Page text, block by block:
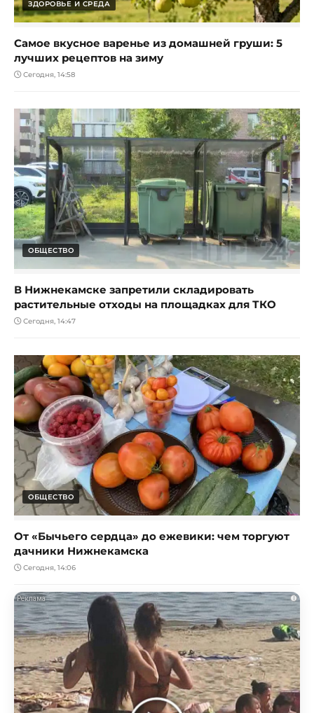
ЗДОРОВЬЕ И СРЕДА
Самое вкусное варенье из домашней груши: 5
лучших рецептов на зиму
Сегодня, 14:58
ОБЩЕСТВО
В Нижнекамске запретили складировать
растительные отходы на площадках для ТКО
Сегодня, 14:47
ОБЩЕСТВО
От «Бычьего сердца» до ежевики: чем торгуют
дачники Нижнекамска
Сегодня, 14:06
i